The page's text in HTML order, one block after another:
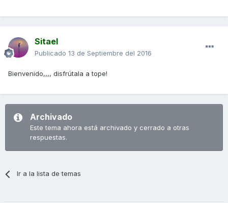
Sitael
Publicado 13 de Septiembre del 2016
Bienvenido,,,, disfrútala a tope!
Archivado
Este tema ahora está archivado y cerrado a otras
respuestas.
Ir a la lista de temas